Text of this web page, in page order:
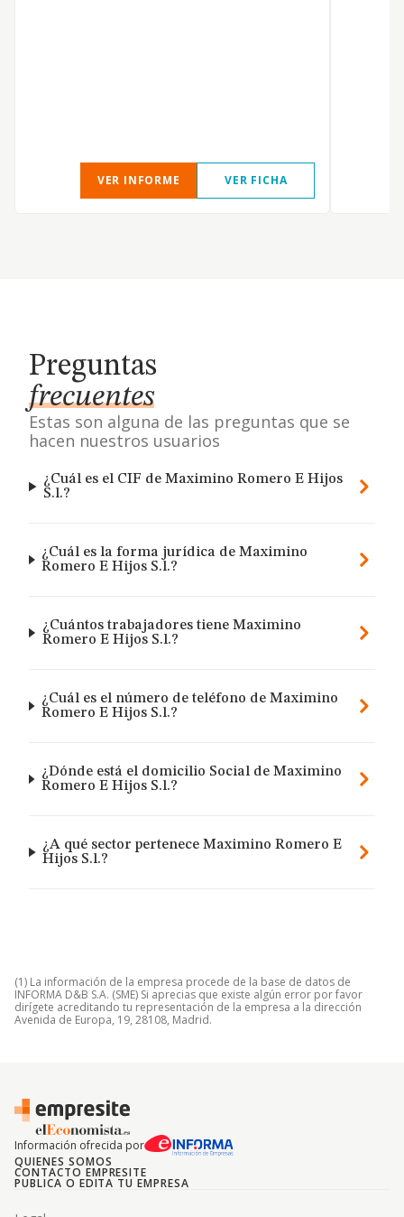
VER INFORME VER FICHA
Preguntas
frecuentes
Estas son alguna de las preguntas que se
hacen nuestros usuarios
¿Cuál es el CIF de Maximino Romero E Hijos
S.l.?
¿Cuál es la forma jurídica de Maximino
Romero E Hijos S.l.?
¿Cuántos trabajadores tiene Maximino
Romero E Hijos S.l.?
¿Cuál es el número de teléfono de Maximino
Romero E Hijos S.l.?
¿Dónde está el domicilio Social de Maximino
Romero E Hijos S.l.?
¿A qué sector pertenece Maximino Romero E
Hijos S.l.?
(1) La información de la empresa procede de la base de datos de
INFORMA D&B S.A. (SME) Si aprecias que existe algún error por favor
dirígete acreditando tu representación de la empresa a la dirección
Avenida de Europa, 19, 28108, Madrid.
Información ofrecida por
QUIENES SOMOS
CONTACTO EMPRESITE
PUBLICA O EDITA TU EMPRESA